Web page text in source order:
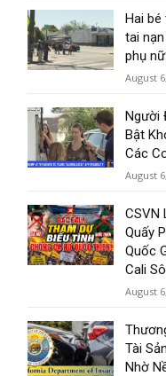
Hai
tai
phụ
August
Người
Bật
Các
August
CSVN
Quấy
Quốc
Cali
August
Tài
Nhờ